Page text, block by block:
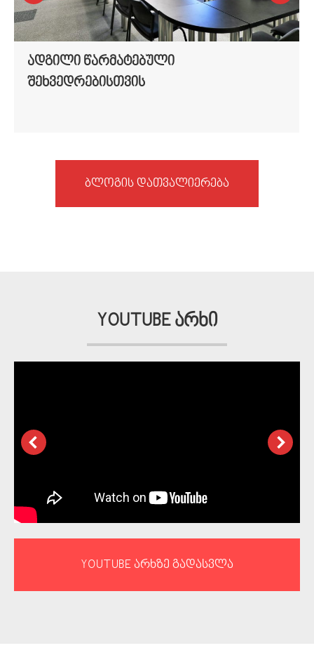
ადგილი წარმატებული
შეხვედრებისთვის
ბლოგის დათვალიერება
YOUTUBE არხი
YOUTUBE არხზე გადასვლა